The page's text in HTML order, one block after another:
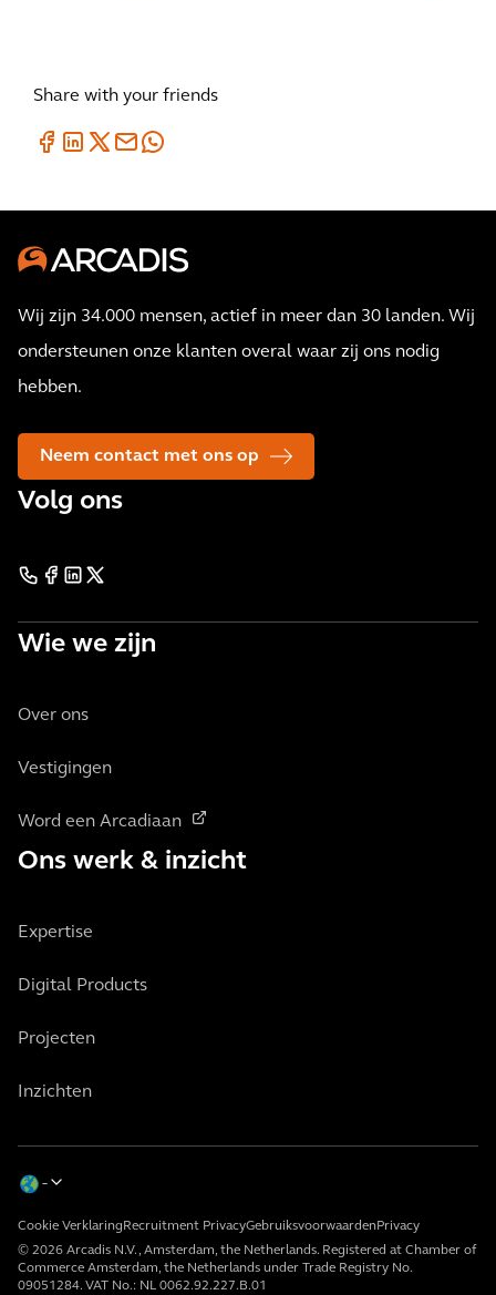
Share with your friends
Wij zijn 34.000 mensen, actief in meer dan 30 landen. Wij
ondersteunen onze klanten overal waar zij ons nodig
hebben.
Neem contact met ons op
Volg ons
Wie we zijn
Over ons
Vestigingen
Word een Arcadiaan
Ons werk & inzicht
Expertise
Digital Products
Projecten
Inzichten
© 2026 Arcadis N.V., Amsterdam, the Netherlands. Registered at Chamber of
Commerce Amsterdam, the Netherlands under Trade Registry No.
09051284. VAT No.: NL 0062.92.227.B.01
Cookie Verklaring Recruitment PrivacyGebruiksvoorwaardenPrivacy